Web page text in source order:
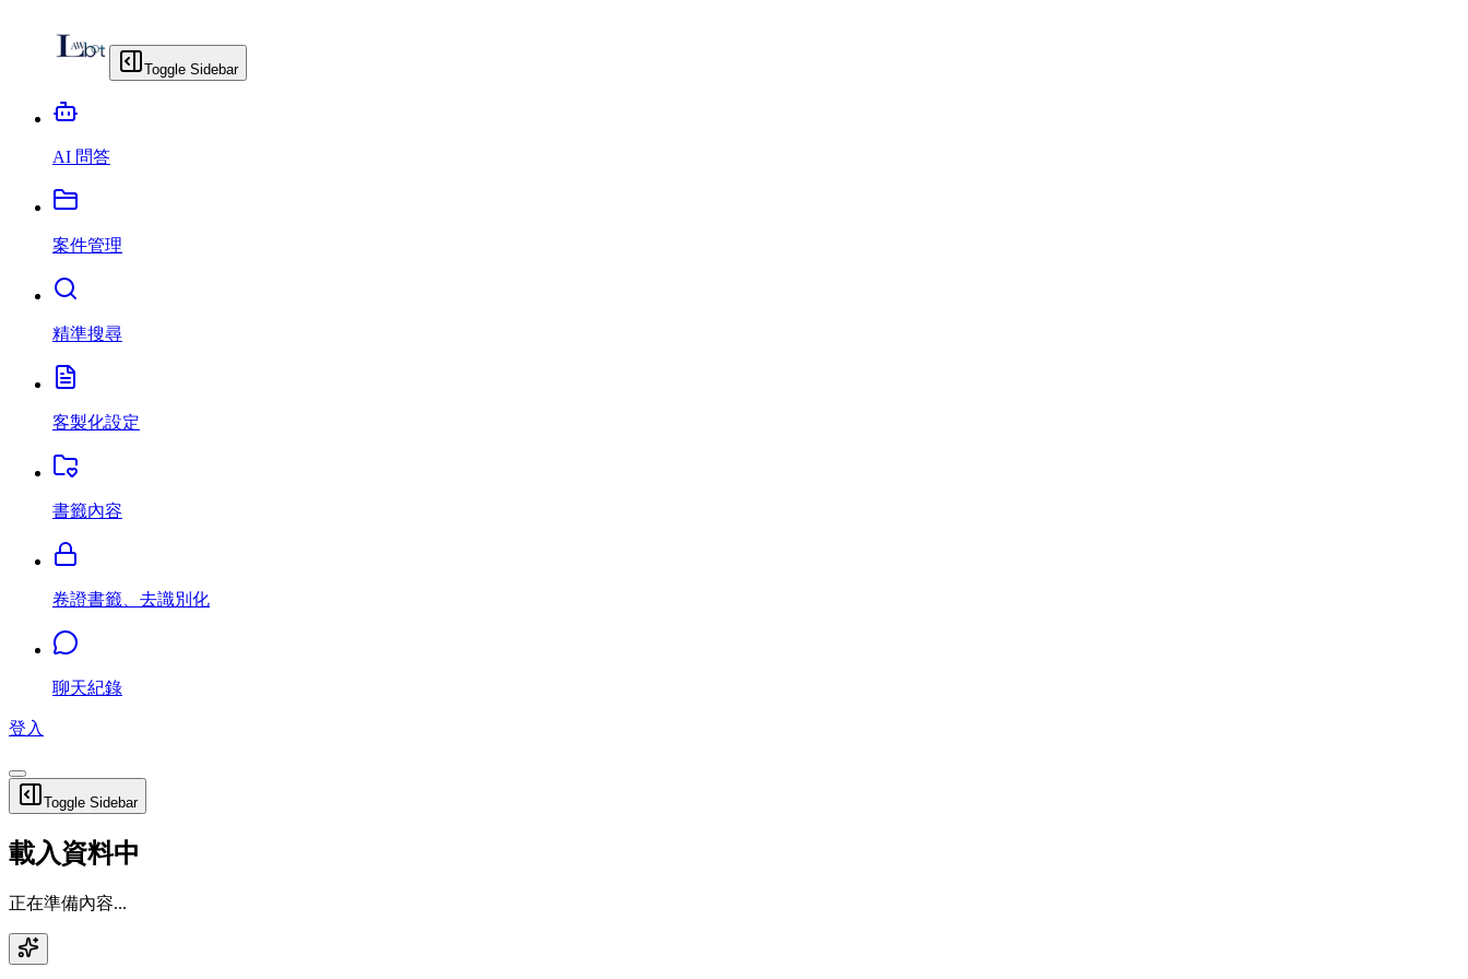
Toggle Sidebar
AI 問答
案件管理
精準搜尋
客製化設定
書籤內容
卷證書籤、去識別化
聊天紀錄
登入
Toggle Sidebar
載入資料中
正在準備內容...